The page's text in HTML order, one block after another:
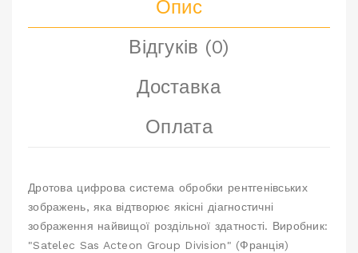
Опис
Відгуків (0)
Доставка
Оплата
Дротова цифрова система обробки рентгенівських
зображень, яка відтворює якісні діагностичні
зображення найвищої роздільної здатності. Виробник:
"Satelec Sas Acteon Group Division" (Франція)